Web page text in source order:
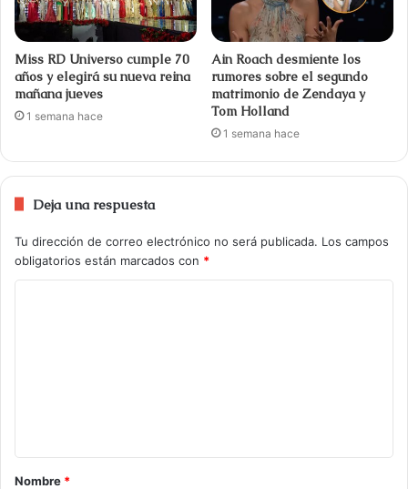
Miss RD Universo cumple 70
años y elegirá su nueva reina
mañana jueves
1 semana hace
Ain Roach desmiente los
rumores sobre el segundo
matrimonio de Zendaya y
Tom Holland
1 semana hace
Deja una respuesta
Tu dirección de correo electrónico no será publicada. Los campos
obligatorios están marcados con *
Nombre *